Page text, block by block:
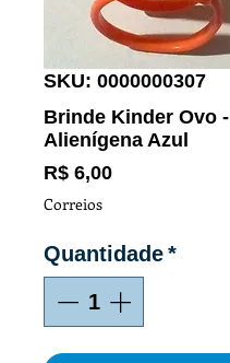
SKU: 0000000307
Brinde Kinder Ovo -
Alienígena Azul
R$ 6,00Preço
Correios
Quantidade*